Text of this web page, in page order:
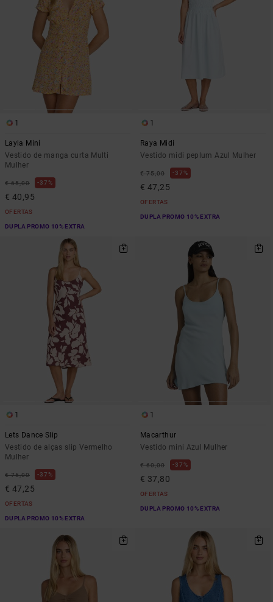
1
Layla Mini
Vestido de manga curta Multi
Mulher
€ 65,00 37%
€ 40,95
OFERTAS
DUPLA PROMO 10% EXTRA
1
Raya Midi
Vestido midi peplum Azul Mulher
€ 75,00 37%
€ 47,25
OFERTAS
DUPLA PROMO 10% EXTRA
1
Lets Dance Slip
Vestido de alças slip Vermelho
Mulher
€ 75,00 37%
€ 47,25
OFERTAS
DUPLA PROMO 10% EXTRA
1
Macarthur
Vestido mini Azul Mulher
€ 60,00 37%
€ 37,80
OFERTAS
DUPLA PROMO 10% EXTRA